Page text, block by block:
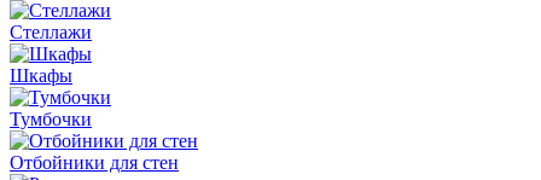
Стеллажи
Шкафы
Тумбочки
Отбойники для стен